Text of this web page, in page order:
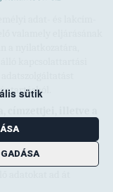
adat- és lakcím-
a nyilatkozatára,
kapcsolattartási
Dunavirág utca 2-
történő
sütik